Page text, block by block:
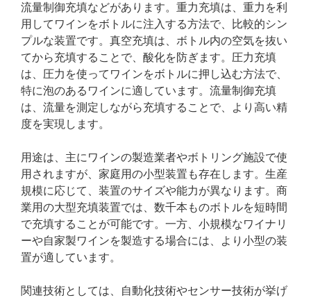
流量制御充填などがあります。重力充填は、重力を利
用してワインをボトルに注入する方法で、比較的シン
プルな装置です。真空充填は、ボトル内の空気を抜い
てから充填することで、酸化を防ぎます。圧力充填
は、圧力を使ってワインをボトルに押し込む方法で、
特に泡のあるワインに適しています。流量制御充填
は、流量を測定しながら充填することで、より高い精
度を実現します。
用途は、主にワインの製造業者やボトリング施設で使
用されますが、家庭用の小型装置も存在します。生産
規模に応じて、装置のサイズや能力が異なります。商
業用の大型充填装置では、数千本ものボトルを短時間
で充填することが可能です。一方、小規模なワイナリ
ーや自家製ワインを製造する場合には、より小型の装
置が適しています。
関連技術としては、自動化技術やセンサー技術が挙げ